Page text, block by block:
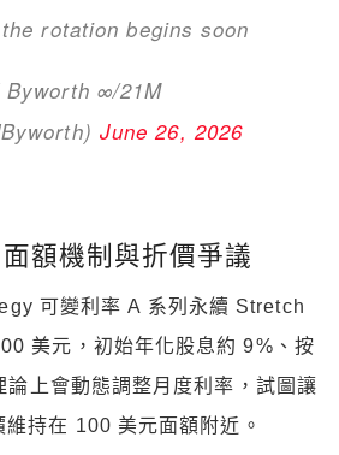
rotation begins soon
∞/21M
June 26, 2026
額機制與折價爭議
可變利率 A 系列永續 Stretch
美元，初始年化股息約 9%、按
上會動態調整月度利率，試圖讓
持在 100 美元面額附近。